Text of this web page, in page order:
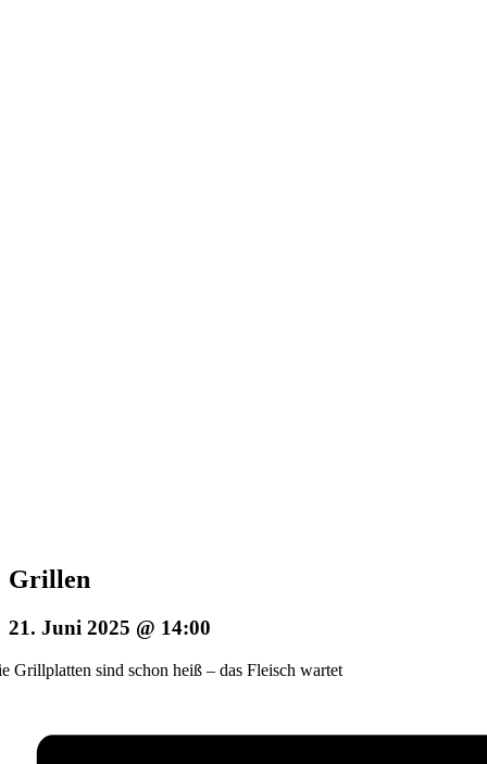
Grillen
21. Juni 2025 @ 14:00
Grillplatten sind schon heiß – das Fleisch wartet